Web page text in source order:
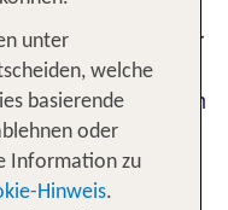
10 Kilometer
oder
Route führt durch
und bietet eine
die passenden
bei TUI.
unter
welche
basierende
oder
Information zu
Hinweis.